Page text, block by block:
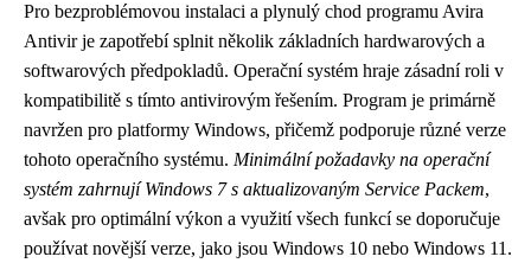
Pro bezproblémovou instalaci a plynulý chod programu Avira
Antivir je zapotřebí splnit několik základních hardwarových a
softwarových předpokladů. Operační systém hraje zásadní roli v
kompatibilitě s tímto antivirovým řešením. Program je primárně
navržen pro platformy Windows, přičemž podporuje různé verze
tohoto operačního systému. Minimální požadavky na operační
systém zahrnují Windows 7 s aktualizovaným Service Packem,
avšak pro optimální výkon a využití všech funkcí se doporučuje
používat novější verze, jako jsou Windows 10 nebo Windows 11.